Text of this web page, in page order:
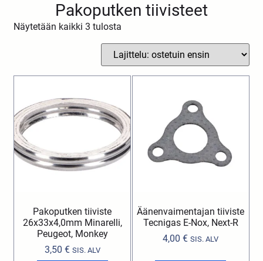
Pakoputken tiivisteet
Näytetään kaikki 3 tulosta
Pakoputken tiiviste
26x33x4,0mm Minarelli,
Peugeot, Monkey
3,50 € SIS. ALV
Äänenvaimentajan tiiviste
Tecnigas E-Nox, Next-R
4,00€ SIS. ALV